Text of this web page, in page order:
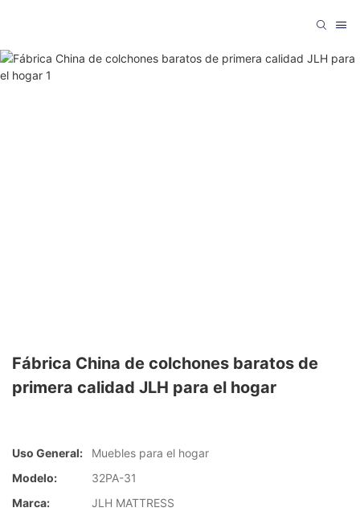
Fábrica China de colchones baratos de
primera calidad JLH para el hogar
Uso General:
Muebles para el hogar
Modelo:
32PA-31
Marca:
JLH MATTRESS